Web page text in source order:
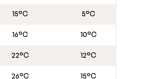
15°C 5°C
16°C 10°C
22°C 12°C
26°C 15°C